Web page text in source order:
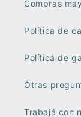
Compras
Política de
Política de
Otras
Trabajá con